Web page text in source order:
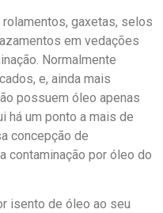
gaxetas, selos
em vedações
Normalmente
e, ainda mais
possuem óleo apenas
há um ponto a mais de
concepção de
contaminação por óleo do
isento de óleo ao seu